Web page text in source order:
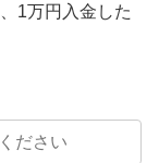
1万円入金した